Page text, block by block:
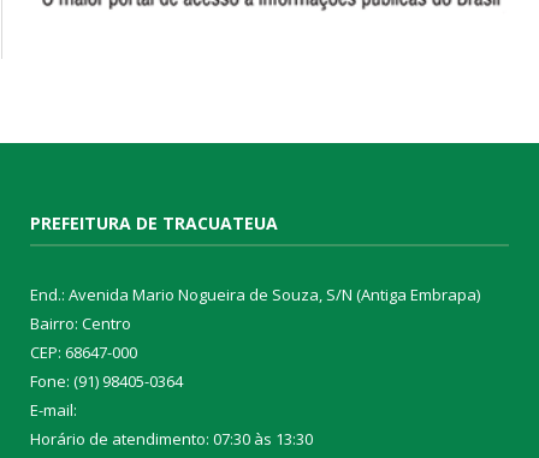
PREFEITURA DE TRACUATEUA
End.: Avenida Mario Nogueira de Souza, S/N (Antiga Embrapa)
Bairro: Centro
CEP: 68647-000
Fone: (91) 98405-0364
E-mail:
Horário de atendimento: 07:30 às 13:30